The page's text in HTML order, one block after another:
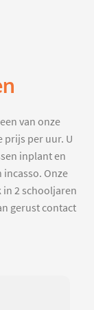
van onze
prijs per uur. U
inplant en
Onze
in 2 schooljaren
gerust contact